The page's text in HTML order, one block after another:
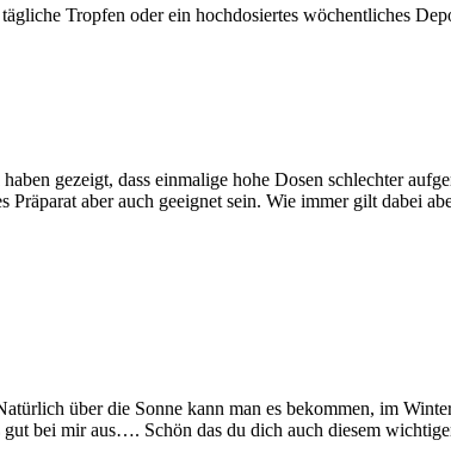
Tropfen oder ein hochdosiertes wöchentliches
gezeigt, dass einmalige hohe Dosen schlechter
aber auch geeignet sein. Wie immer gilt dabei
über die Sonne kann man es bekommen, im
bei mir aus…. Schön das du dich auch diesem